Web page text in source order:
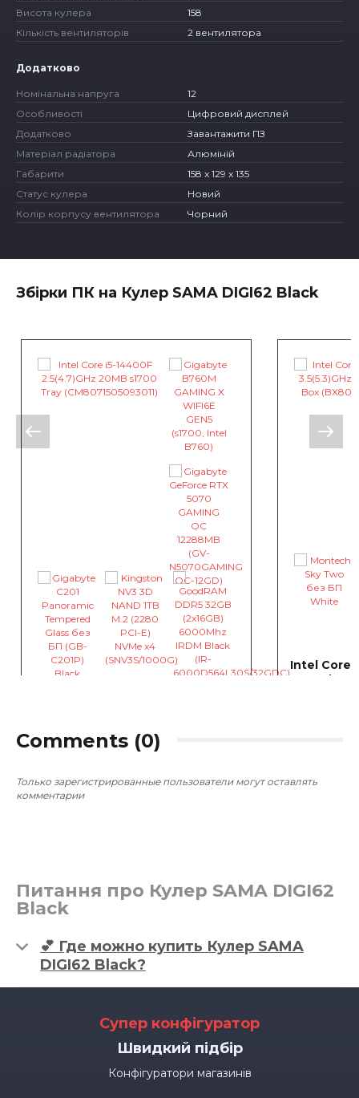
Висота кулера
158
Кількість вентиляторів
2 вентилятора
Додатково
Номінальна напруга
12
Особливості
Цифровий дисплей
Додатково
Завантажити ПЗ
Матеріал радіатора
Алюміній
Габарити
158 x 129 x 135
Статус кулера
Новий
Колір корпусу вентилятора
Чорний
Збірки ПК на Кулер SAMA DIGI62 Black
~0грн
Intel Core
Comments (0)
Только зарегистрированные пользователи могут оставлять
комментарии
Питання про Кулер SAMA DIGI62
Black
💕 Где можно купить Кулер SAMA
DIGI62 Black?
Супер конфігуратор
Швидкий підбір
Конфігуратори магазинів